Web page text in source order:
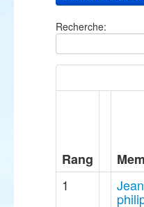
Recherche:
Rang
1